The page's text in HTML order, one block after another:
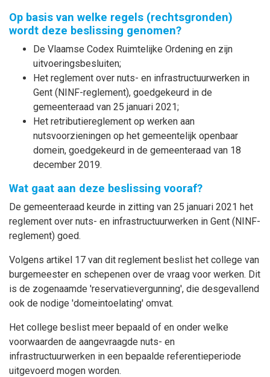
Op basis van welke regels (rechtsgronden)
wordt deze beslissing genomen?
De Vlaamse Codex Ruimtelijke Ordening en zijn
uitvoeringsbesluiten;
Het reglement over nuts- en infrastructuurwerken in
Gent (NINF-reglement), goedgekeurd in de
gemeenteraad van 25 januari 2021;
Het retributiereglement op werken aan
nutsvoorzieningen op het gemeentelijk openbaar
domein, goedgekeurd in de gemeenteraad van 18
december 2019.
Wat gaat aan deze beslissing vooraf?
De gemeenteraad keurde in zitting van 25 januari 2021 het
reglement over nuts- en infrastructuurwerken in Gent (NINF-
reglement) goed.
Volgens artikel 17 van dit reglement beslist het college van
burgemeester en schepenen over de vraag voor werken. Dit
is de zogenaamde 'reservatievergunning', die desgevallend
ook de nodige 'domeintoelating' omvat.
Het college beslist meer bepaald of en onder welke
voorwaarden de aangevraagde nuts- en
infrastructuurwerken in een bepaalde referentieperiode
uitgevoerd mogen worden.